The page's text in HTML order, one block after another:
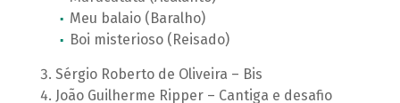
Meu balaio (Baralho)
Boi misterioso (Reisado)
Sérgio Roberto de Oliveira – Bis
João Guilherme Ripper – Cantiga e desafio